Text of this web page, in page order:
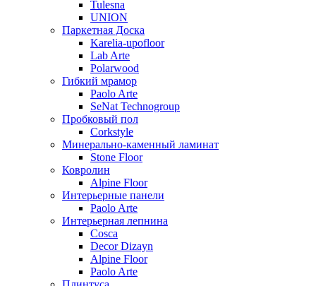
Tulesna
UNION
Паркетная Доска
Karelia-upofloor
Lab Arte
Polarwood
Гибкий мрамор
Paolo Arte
SeNat Technogroup
Пробковый пол
Corkstyle
Минерально-каменный ламинат
Stone Floor
Ковролин
Alpine Floor
Интерьерные панели
Paolo Arte
Интерьерная лепнина
Cosca
Decor Dizayn
Alpine Floor
Paolo Arte